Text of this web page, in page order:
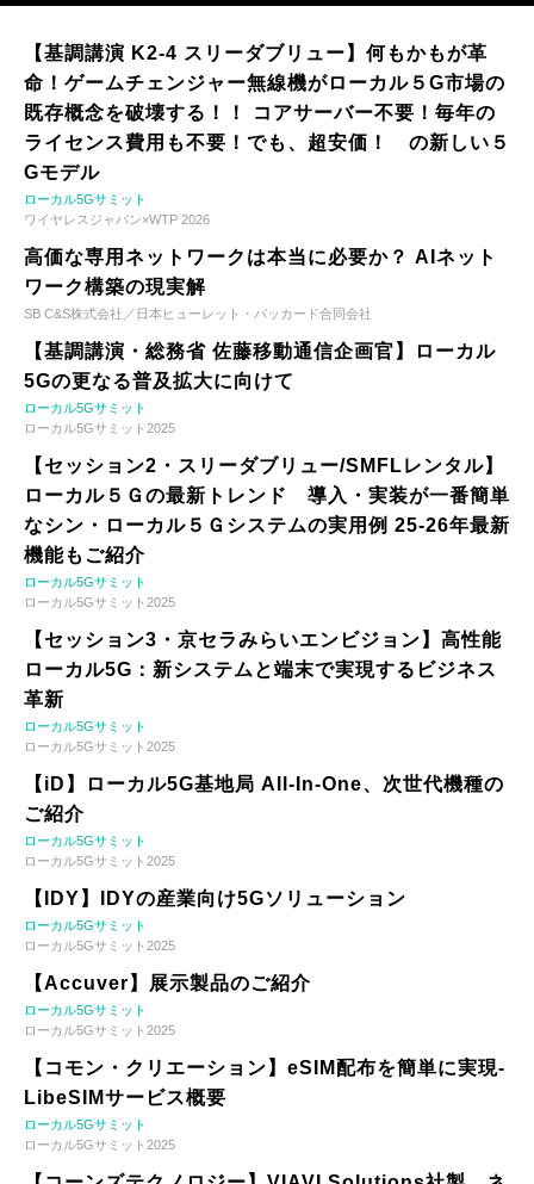
【基調講演 K2-4 スリーダブリュー】何もかもが革
命！ゲームチェンジャー無線機がローカル５G市場の
既存概念を破壊する！！ コアサーバー不要！毎年の
ライセンス費用も不要！でも、超安価！ の新しい５
Gモデル
ローカル5Gサミット
ワイヤレスジャパン×WTP 2026
高価な専用ネットワークは本当に必要か？ AIネット
ワーク構築の現実解
SB C&S株式会社／日本ヒューレット・パッカード合同会社
【基調講演・総務省 佐藤移動通信企画官】ローカル
5Gの更なる普及拡大に向けて
ローカル5Gサミット
ローカル5Gサミット2025
【セッション2・スリーダブリュー/SMFLレンタル】
ローカル５Ｇの最新トレンド 導入・実装が一番簡単
なシン・ローカル５Ｇシステムの実用例 25-26年最新
機能もご紹介
ローカル5Gサミット
ローカル5Gサミット2025
【セッション3・京セラみらいエンビジョン】高性能
ローカル5G：新システムと端末で実現するビジネス
革新
ローカル5Gサミット
ローカル5Gサミット2025
【iD】ローカル5G基地局 All-In-One、次世代機種の
ご紹介
ローカル5Gサミット
ローカル5Gサミット2025
【IDY】IDYの産業向け5Gソリューション
ローカル5Gサミット
ローカル5Gサミット2025
【Accuver】展示製品のご紹介
ローカル5Gサミット
ローカル5Gサミット2025
【コモン・クリエーション】eSIM配布を簡単に実現-
LibeSIMサービス概要
ローカル5Gサミット
ローカル5Gサミット2025